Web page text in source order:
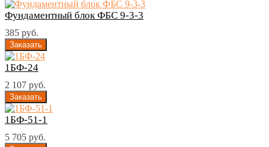
Фундаментный блок ФБС 9-3-3
385 руб.
1БФ-24
2 107 руб.
1БФ-51-1
5 705 руб.